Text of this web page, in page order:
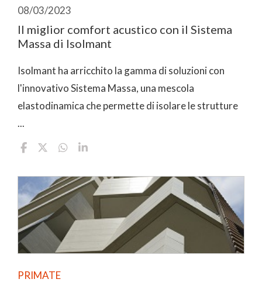
08/03/2023
Il miglior comfort acustico con il Sistema
Massa di Isolmant
Isolmant ha arricchito la gamma di soluzioni con
l'innovativo Sistema Massa, una mescola
elastodinamica che permette di isolare le strutture
...
PRIMATE